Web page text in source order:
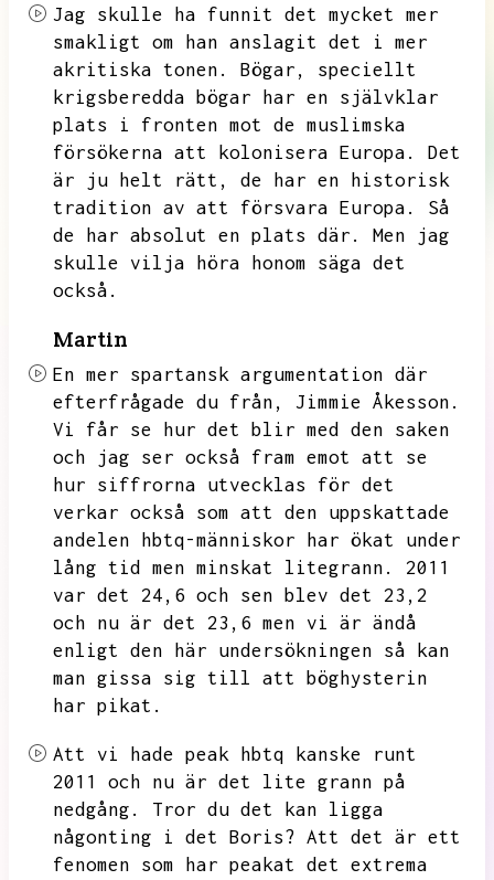
Jag skulle ha funnit det mycket mer
smakligt om han anslagit det i mer
akritiska tonen.
Bögar,
speciellt
krigsberedda bögar har en självklar
plats i fronten mot de muslimska
försökerna att kolonisera Europa.
Det
är ju helt rätt,
de har en historisk
tradition av att försvara Europa.
Så
de har absolut en plats där.
Men jag
skulle vilja höra honom säga det
också.
Martin
En mer spartansk argumentation där
efterfrågade du från,
Jimmie Åkesson.
Vi får se hur det blir med den saken
och jag ser också fram emot att se
hur siffrorna utvecklas för det
verkar också som att den uppskattade
andelen hbtq-människor har ökat under
lång tid men minskat
litegrann.
2011
var det 24,6 och sen blev det 23,2
och nu är det 23,6 men vi är ändå
enligt den här undersökningen så kan
man gissa sig till att böghysterin
har pikat.
Att vi hade peak hbtq kanske runt
2011 och nu är det lite grann på
nedgång.
Tror du det kan ligga
någonting i det Boris? Att det är ett
fenomen som har peakat det extrema